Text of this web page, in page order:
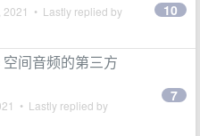
2021 • Lastly replied by 10
间音频的第三方
• Lastly replied by
7